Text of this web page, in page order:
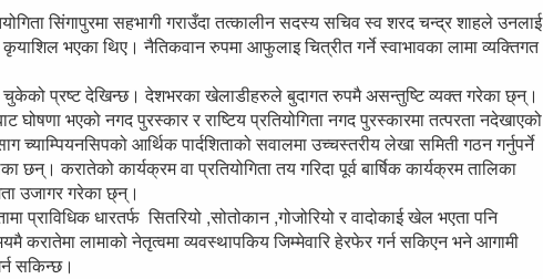
सिंगापुरमा सहभागी गराउँदा तत्कालीन सदस्य सचिव स्व शरद चन्द्र शाहले उनलाई
भएका थिए। नैतिकवान रुपमा आफुलाइ चित्रीत गर्ने स्वाभावका लामा व्यक्तिगत
प्रष्ट देखिन्छ। देशभरका खेलाडीहरुले बुदागत रुपमै असन्तुष्टि व्यक्त गरेका छ्न्।
भएको नगद पुरस्कार र राष्टिय प्रतियोगिता नगद पुरस्कारमा तत्परता नदेखाएको
आर्थिक पार्दशिताको सवालमा उच्चस्तरीय लेखा समिती गठन गर्नुपर्ने
करातेको कार्यक्रम वा प्रतियोगिता तय गरिदा पूर्व बार्षिक कार्यक्रम तालिका
उजागर गरेका छ्न्।
प्राविधिक धारतर्फ सितरियो ,सोतोकान ,गोजोरियो र वादोकाई खेल भएता पनि
लामाको नेतृत्वमा व्यवस्थापकिय जिम्मेवारि हेरफेर गर्न सकिएन भने आगामी
सकिन्छ।